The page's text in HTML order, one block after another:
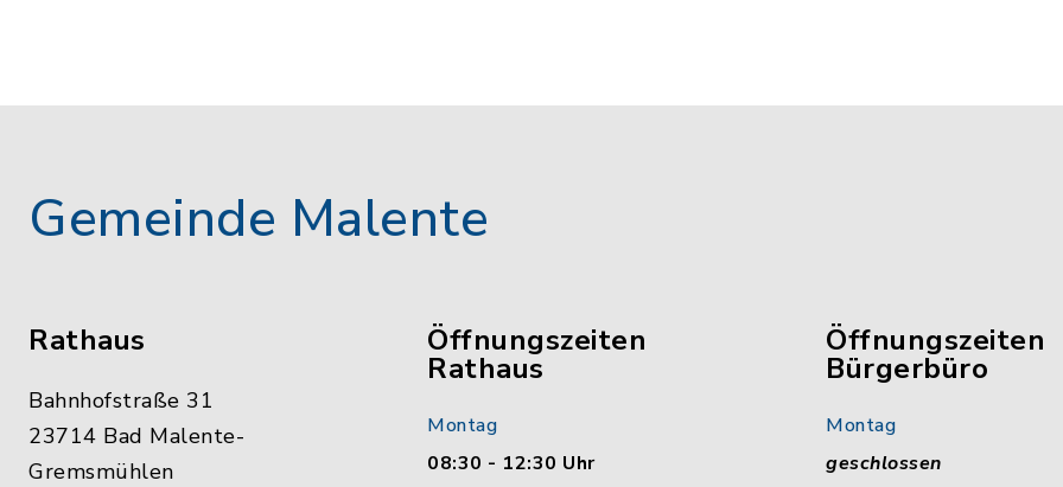
Gemeinde Malente
Rathaus
Bahnhofstraße 31
23714 Bad Malente-
Gremsmühlen
Öffnungszeiten
Rathaus
Montag
08:30 - 12:30 Uhr
Öffnungszeiten
Bürgerbüro
Montag
geschlossen